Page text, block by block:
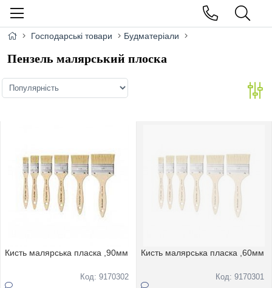
Господарські товари Будматеріали
Пензель малярський плоска
Кисть малярська пласка ,90мм
Код: 9170302
Кисть малярська пласка ,60мм
Код: 9170301